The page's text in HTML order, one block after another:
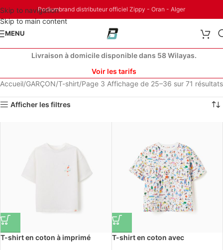
Skip to navigation
Skip to main content
Podiumbrand distributeur officiel Zippy - Oran - Alger
MENU
Livraison à domicile disponible dans 58 Wilayas.
Voir les tarifs
Accueil GARÇON T-shirt Page 3 Affichage de 25–36 sur 71 résultats
Afficher les filtres
T-shirt en coton à imprimé
T-shirt en coton avec